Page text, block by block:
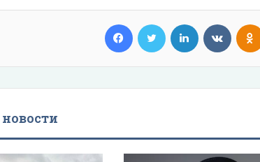
Facebook Twitter LinkedIn